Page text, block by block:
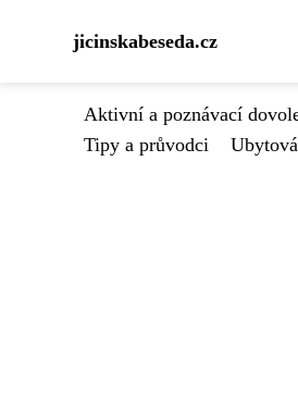
jicinskabeseda.cz
Aktivní a poznávací
Tipy a průvodci